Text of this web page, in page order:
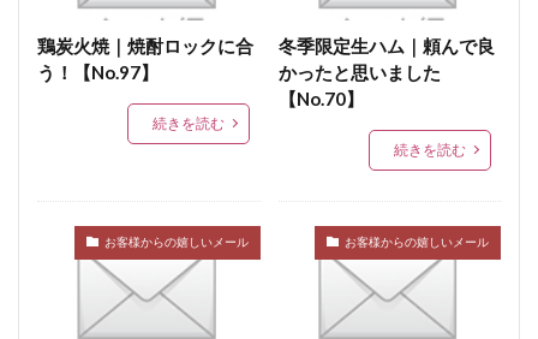
鶏炭火焼｜焼酎ロックに合
う！【No.97】
続きを読む
冬季限定生ハム｜頼んで良
かったと思いました
【No.70】
続きを読む
お客様からの嬉しいメール お客様からの嬉しいメール